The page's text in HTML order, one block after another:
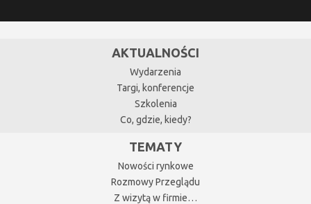
AKTUALNOŚCI
Wydarzenia
Targi, konferencje
Szkolenia
Co, gdzie, kiedy?
TEMATY
Nowości rynkowe
Rozmowy Przeglądu
Z wizytą w firmie…